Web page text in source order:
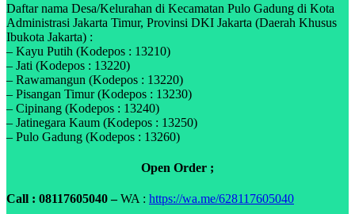
Daftar nama Desa/Kelurahan di Kecamatan Pulo Gadung di Kota
Administrasi Jakarta Timur, Provinsi DKI Jakarta (Daerah Khusus
Ibukota Jakarta) :
– Kayu Putih (Kodepos : 13210)
– Jati (Kodepos : 13220)
– Rawamangun (Kodepos : 13220)
– Pisangan Timur (Kodepos : 13230)
– Cipinang (Kodepos : 13240)
– Jatinegara Kaum (Kodepos : 13250)
– Pulo Gadung (Kodepos : 13260)
Open Order ;
Call : 08117605040 –WA : https://wa.me/628117605040